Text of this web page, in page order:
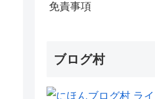
免責事項
ブログ村